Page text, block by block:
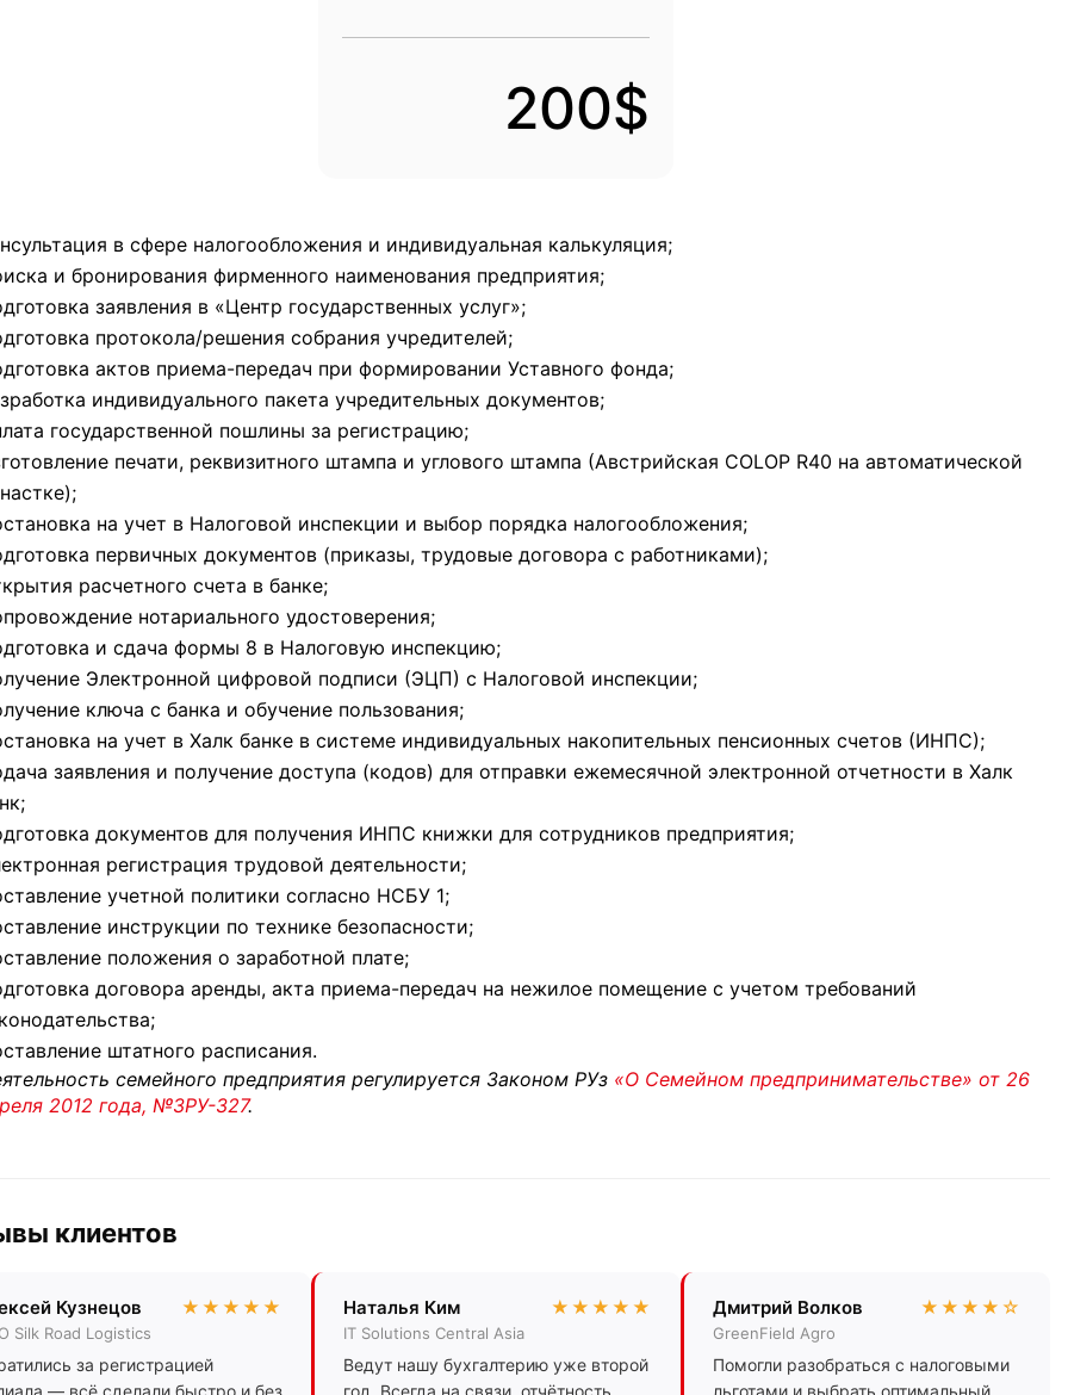
200$
в сфере налогообложения и индивидуальная калькуляция;
и бронирования фирменного наименования предприятия;
заявления в «Центр государственных услуг»;
протокола/решения собрания учредителей;
актов приема-передач при формировании Уставного фонда;
индивидуального пакета учредительных документов;
государственной пошлины за регистрацию;
печати, реквизитного штампа и углового штампа (Австрийская COLOP R40 на автоматической
на учет в Налоговой инспекции и выбор порядка налогообложения;
первичных документов (приказы, трудовые договора с работниками);
расчетного счета в банке;
нотариального удостоверения;
и сдача формы 8 в Налоговую инспекцию;
Электронной цифровой подписи (ЭЦП) с Налоговой инспекции;
ключа с банка и обучение пользования;
на учет в Халк банке в системе индивидуальных накопительных пенсионных счетов (ИНПС);
заявления и получение доступа (кодов) для отправки ежемесячной электронной отчетности в Халк
документов для получения ИНПС книжки для сотрудников предприятия;
регистрация трудовой деятельности;
учетной политики согласно НСБУ 1;
инструкции по технике безопасности;
положения о заработной плате;
договора аренды, акта приема-передач на нежилое помещение с учетом требований
штатного расписания.
семейного предприятия регулируется Законом РУз «О Семейном предпринимательстве» от 26
2012 года, №ЗРУ-327.
клиентов
Кузнецов ★★★★★
Silk Road Logistics
за регистрацией
— всё сделали быстро и без
Наталья Ким ★★★★★
IT Solutions Central Asia
Ведут нашу бухгалтерию уже второй
год. Всегда на связи, отчётность
Дмитрий Волков ★★★★☆
GreenField Agro
Помогли разобраться с налоговыми
льготами и выбрать оптимальный